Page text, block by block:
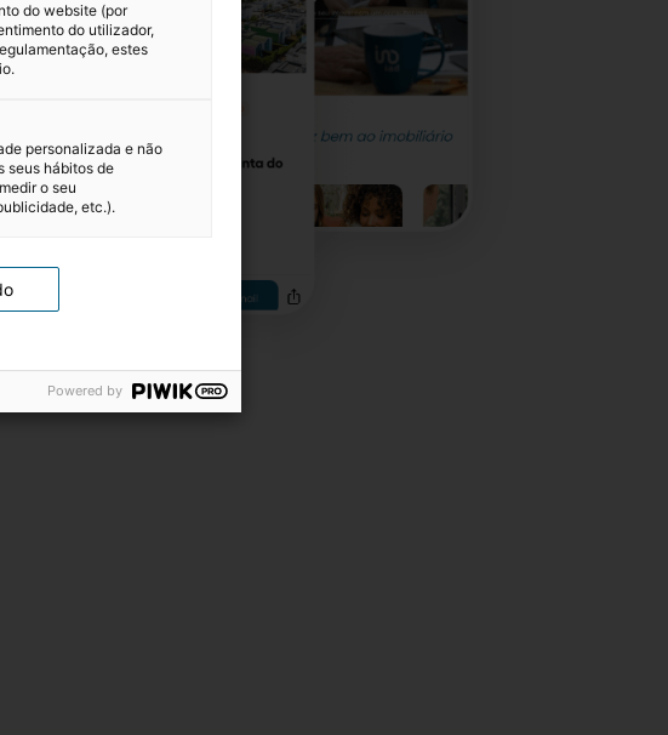
do website (por
do utilizador,
estes
personalizada e não
seus hábitos de
o seu
etc.).
Powered by